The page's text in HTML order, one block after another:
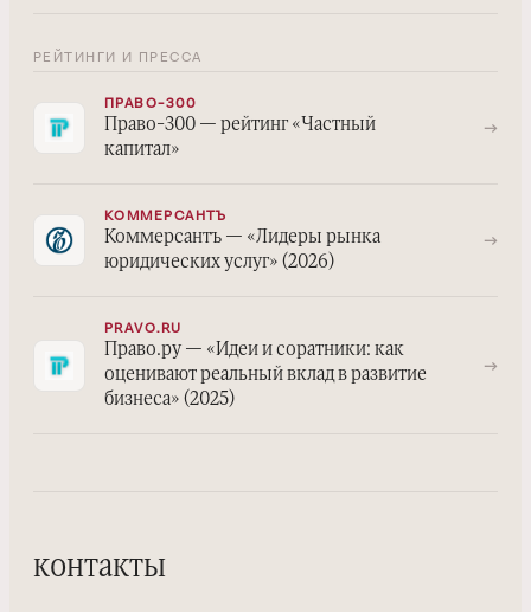
РЕЙТИНГИ И ПРЕССА
ПРАВО-300
Право-300 — рейтинг «Частный
капитал»
→
КОММЕРСАНТЪ
Коммерсантъ — «Лидеры рынка
юридических услуг» (2026)
→
PRAVO.RU
Право.ру — «Идеи и соратники: как
оценивают реальный вклад в развитие
бизнеса» (2025)
→
контакты